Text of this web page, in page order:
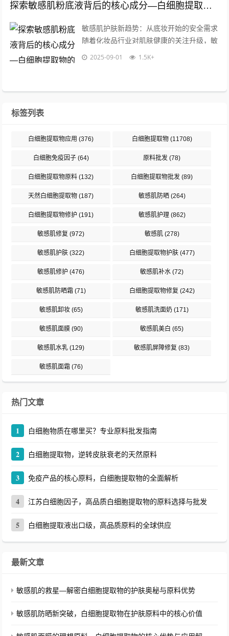
探索敏感肌粉底液背后的核心成分—白细胞提取物的奥秘与应用
敏感肌护肤新趋势：从底妆开始的安全需求
随着化妆品行业对肌肤健康的关注升级，敏
感肌粉底液逐渐成为市场新宠，据统计，全
2025-09-01 1.5K+
标签列表
白细胞提取物应用 (376) 白细胞提取物(11708)
白细胞免疫因子(64) 原料批发 (78)
白细胞提取物原料 (132) 白细胞提取物批发 (89)
天然白细胞提取物 (187) 敏感肌防晒(264)
白细胞提取物修护 (191) 敏感肌护理(862)
敏感肌修复 (972) 敏感肌(278)
敏感肌护肤 (322) 白细胞提取物护肤(477)
敏感肌修护 (476) 敏感肌补水 (72)
敏感肌防晒霜(71) 白细胞提取物修复 (242)
敏感肌卸妆(65) 敏感肌洗面奶(171)
敏感肌面膜(90) 敏感肌美白 (65)
敏感肌水乳 (129) 敏感肌屏障修复 (83)
敏感肌面霜(76)
热门文章
1 白细胞物质在哪里买？专业原料批发指南
2 白细胞提取物，逆转皮肤衰老的天然原料
3 免疫产品的核心原料，白细胞提取物的全面解析
4 江苏白细胞因子，高品质白细胞提取物的原料选择与批发
5 白细胞提取液出口级，高品质原料的全球供应
最新文章
敏感肌的救星—解密白细胞提取物的护肤奥秘与原料优势
敏感肌防晒新突破，白细胞提取物在护肤原料中的核心价值